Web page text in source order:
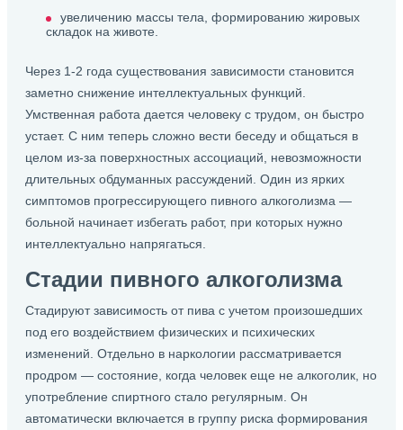
увеличению массы тела, формированию жировых
складок на животе.
Через 1-2 года существования зависимости становится
заметно снижение интеллектуальных функций.
Умственная работа дается человеку с трудом, он быстро
устает. С ним теперь сложно вести беседу и общаться в
целом из-за поверхностных ассоциаций, невозможности
длительных обдуманных рассуждений. Один из ярких
симптомов прогрессирующего пивного алкоголизма —
больной начинает избегать работ, при которых нужно
интеллектуально напрягаться.
Стадии пивного алкоголизма
Стадируют зависимость от пива с учетом произошедших
под его воздействием физических и психических
изменений. Отдельно в наркологии рассматривается
продром — состояние, когда человек еще не алкоголик, но
употребление спиртного стало регулярным. Он
автоматически включается в группу риска формирования